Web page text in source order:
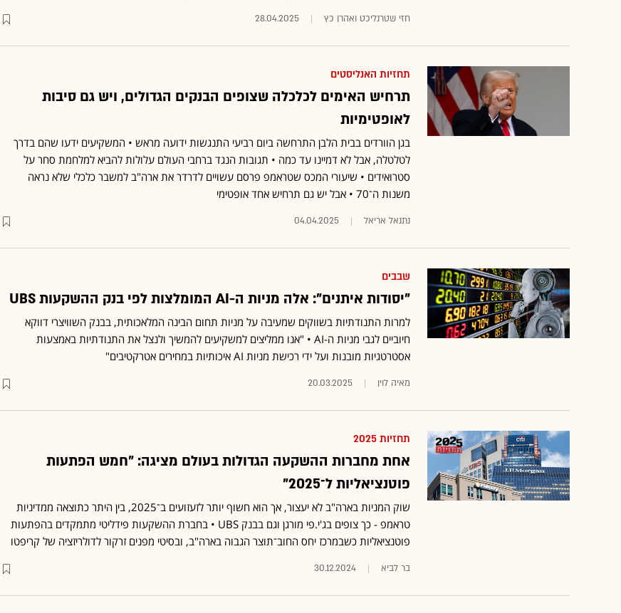
חזי שטרנליכט ואהרן כץ 28.04.2025
תחזיות האנליסטים
תרחיש האימים לכלכלה שצופים הבנקים הגדולים, ויש גם סיבות
לאופטימיות
בגן הוורדים בבית הלבן התרחשה ביום רביעי התנגשות ידועה מראש • המשקיעים ידעו שהם בדרך
לטלטלה, אבל לא דמיינו עד כמה • תגובות הנגד ברחבי העולם עלולות להביא למלחמת סחר על
סטרואידים • שיעורי המכס שטראמפ פרסם עשויים לדרדר את ארה"ב למשבר כלכלי שלא נראה
משנות ה־70 • אבל יש גם תרחיש אחד אופטימי
נתנאל אריאל 04.04.2025
שבבים
"יסודות איתנים": אלה מניות ה-AI המומלצות לפי בנק ההשקעות UBS
למרות התנודתיות בשווקים שמעיבה על מניות תחום הבינה המלאכותית, בבנק השוויצרי דווקא
חיוביים לגבי מניות ה-AI • "אנו ממליצים למשקיעים להמשיך ולנצל את התנודתיות באמצעות
אסטרטגיות מובנות ועל ידי רכישת מניות AI איכותיות במחירים אטרקטיבים"
מאיה לוין 20.03.2025
תחזיות 2025
אחת מחברות ההשקעה הגדולות בעולם מציגה: "חמש הפתעות
פוטנציאליות ל־‏2025"
שוק המניות בארה"ב לא יעצור, אך הוא חשוף יותר לזעזועים ב־2025, בין היתר כתוצאה ממדיניות
טראמפ - כך צופים בג'י.פי מורגן וגם בבנק UBS • בחברת ההשקעות פידליטי מתמקדים בהפתעות
פוטנציאליות כשבמרכז יחס החוב־תוצר הגבוה בארה"ב, ובסיטי מפנים זרקור לדולריזציה של קריפטו
בר לביא 30.12.2024